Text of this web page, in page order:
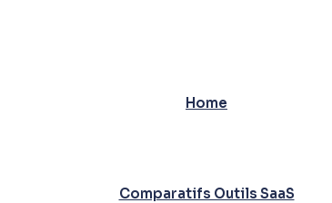
Home
Comparatifs Outils SaaS